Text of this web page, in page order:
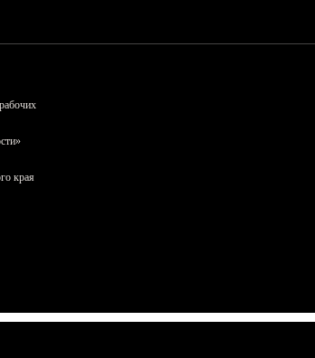
края